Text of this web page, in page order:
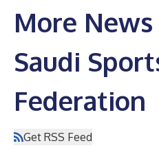
More
Saudi
Federation
Get RSS Feed